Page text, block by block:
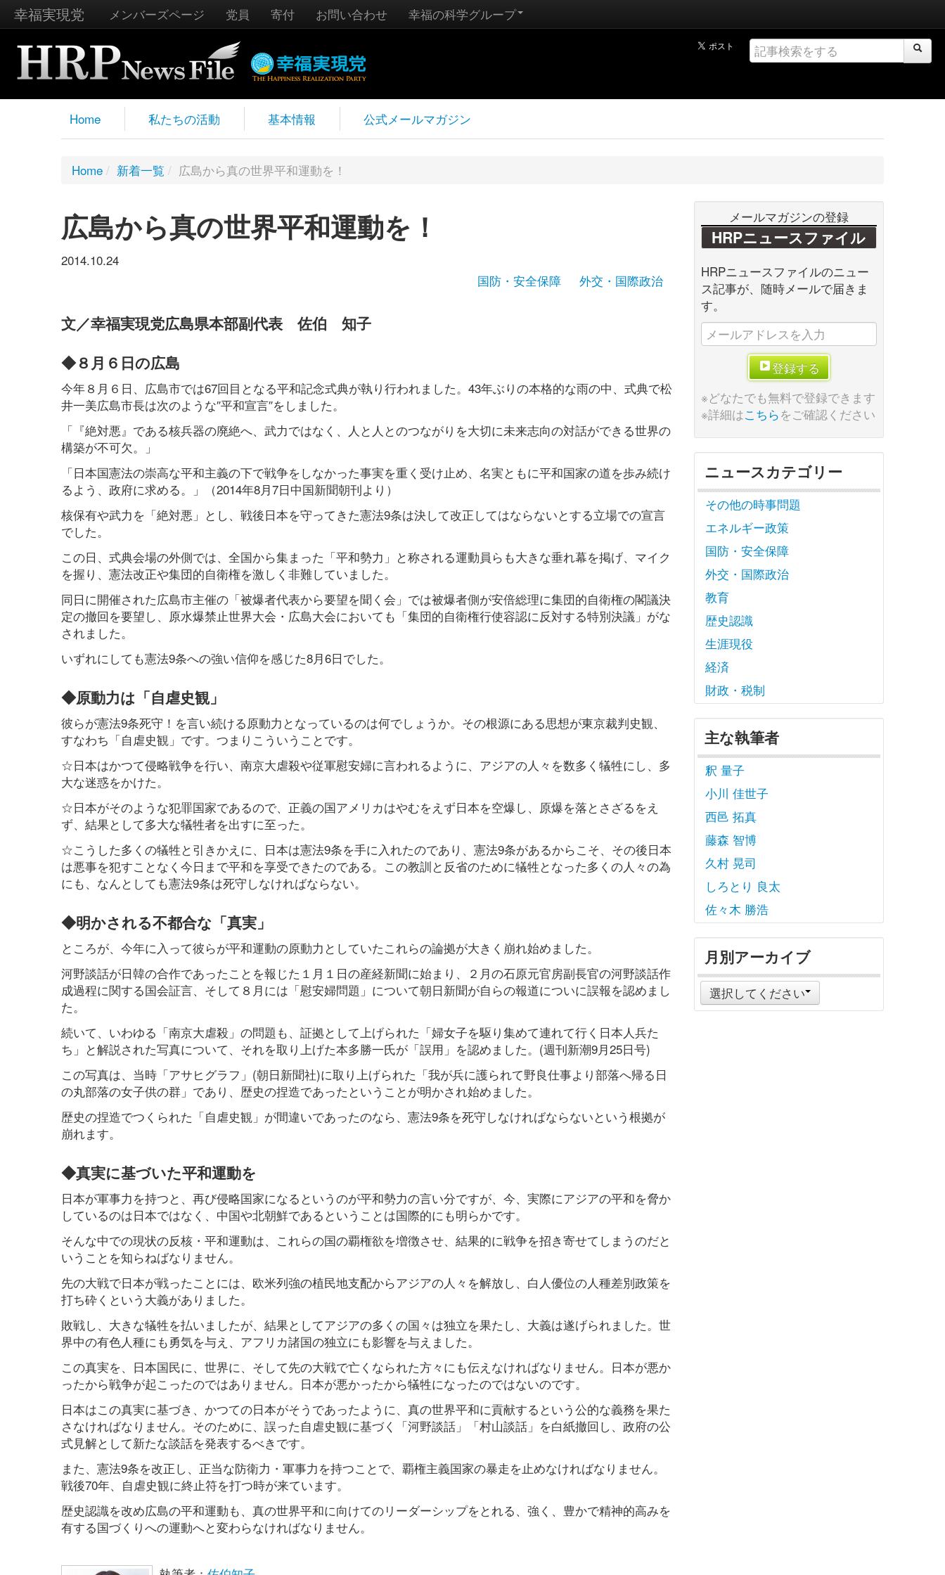
幸福実現党 メンバーズページ 党員 寄付 お問い合わせ 幸福の科学グループ
Home 私たちの活動 基本情報 公式メールマガジン
Home / 新着一覧 / 広島から真の世界平和運動を！
広島から真の世界平和運動を！
2014.10.24
国防・安全保障
外交・国際政治
文／幸福実現党広島県本部副代表 佐伯 知子
◆８月６日の広島
今年８月６日、広島市では67回目となる平和記念式典が執り行われました。43年ぶりの本格的な雨の中、式典で松
井一美広島市長は次のような″平和宣言″をしました。
「『絶対悪』である核兵器の廃絶へ、武力ではなく、人と人とのつながりを大切に未来志向の対話ができる世界の
構築が不可欠。」
「日本国憲法の崇高な平和主義の下で戦争をしなかった事実を重く受け止め、名実ともに平和国家の道を歩み続け
るよう、政府に求める。」（2014年8月7日中国新聞朝刊より）
核保有や武力を「絶対悪」とし、戦後日本を守ってきた憲法9条は決して改正してはならないとする立場での宣言
でした。
この日、式典会場の外側では、全国から集まった「平和勢力」と称される運動員らも大きな垂れ幕を掲げ、マイク
を握り、憲法改正や集団的自衛権を激しく非難していました。
同日に開催された広島市主催の「被爆者代表から要望を聞く会」では被爆者側が安倍総理に集団的自衛権の閣議決
定の撤回を要望し、原水爆禁止世界大会・広島大会においても「集団的自衛権行使容認に反対する特別決議」がな
されました。
いずれにしても憲法9条への強い信仰を感じた8月6日でした。
◆原動力は「自虐史観」
彼らが憲法9条死守！を言い続ける原動力となっているのは何でしょうか。その根源にある思想が東京裁判史観、
すなわち「自虐史観」です。つまりこういうことです。
☆日本はかつて侵略戦争を行い、南京大虐殺や従軍慰安婦に言われるように、アジアの人々を数多く犠牲にし、多
大な迷惑をかけた。
☆日本がそのような犯罪国家であるので、正義の国アメリカはやむをえず日本を空爆し、原爆を落とさざるをえ
ず、結果として多大な犠牲者を出すに至った。
☆こうした多くの犠牲と引きかえに、日本は憲法9条を手に入れたのであり、憲法9条があるからこそ、その後日本
は悪事を犯すことなく今日まで平和を享受できたのである。この教訓と反省のために犠牲となった多くの人々の為
にも、なんとしても憲法9条は死守しなければならない。
◆明かされる不都合な「真実」
ところが、今年に入って彼らが平和運動の原動力としていたこれらの論拠が大きく崩れ始めました。
河野談話が日韓の合作であったことを報じた１月１日の産経新聞に始まり、２月の石原元官房副長官の河野談話作
成過程に関する国会証言、そして８月には「慰安婦問題」について朝日新聞が自らの報道についに誤報を認めまし
た。
続いて、いわゆる「南京大虐殺」の問題も、証拠として上げられた「婦女子を駆り集めて連れて行く日本人兵た
ち」と解説された写真について、それを取り上げた本多勝一氏が「誤用」を認めました。(週刊新潮9月25日号)
この写真は、当時「アサヒグラフ」(朝日新聞社)に取り上げられた「我が兵に護られて野良仕事より部落へ帰る日
の丸部落の女子供の群」であり、歴史の捏造であったということが明かされ始めました。
歴史の捏造でつくられた「自虐史観」が間違いであったのなら、憲法9条を死守しなければならないという根拠が
崩れます。
◆真実に基づいた平和運動を
日本が軍事力を持つと、再び侵略国家になるというのが平和勢力の言い分ですが、今、実際にアジアの平和を脅か
しているのは日本ではなく、中国や北朝鮮であるということは国際的にも明らかです。
そんな中での現状の反核・平和運動は、これらの国の覇権欲を増徴させ、結果的に戦争を招き寄せてしまうのだと
いうことを知らねばなりません。
先の大戦で日本が戦ったことには、欧米列強の植民地支配からアジアの人々を解放し、白人優位の人種差別政策を
打ち砕くという大義がありました。
敗戦し、大きな犠牲を払いましたが、結果としてアジアの多くの国々は独立を果たし、大義は遂げられました。世
界中の有色人種にも勇気を与え、アフリカ諸国の独立にも影響を与えました。
この真実を、日本国民に、世界に、そして先の大戦で亡くなられた方々にも伝えなければなりません。日本が悪か
ったから戦争が起こったのではありません。日本が悪かったから犠牲になったのではないのです。
日本はこの真実に基づき、かつての日本がそうであったように、真の世界平和に貢献するという公的な義務を果た
さなければなりません。そのために、誤った自虐史観に基づく「河野談話」「村山談話」を白紙撤回し、政府の公
式見解として新たな談話を発表するべきです。
また、憲法9条を改正し、正当な防衛力・軍事力を持つことで、覇権主義国家の暴走を止めなければなりません。
戦後70年、自虐史観に終止符を打つ時が来ています。
歴史認識を改め広島の平和運動も、真の世界平和に向けてのリーダーシップをとれる、強く、豊かで精神的高みを
有する国づくりへの運動へと変わらなければなりません。
メールマガジンの登録
HRPニュースファイル
HRPニュースファイルのニュー
ス記事が、随時メールで届きま
す。
登録する
※どなたでも無料で登録できます
※詳細はこちらをご確認ください
ニュースカテゴリー
その他の時事問題
エネルギー政策
国防・安全保障
外交・国際政治
教育
歴史認識
生涯現役
経済
財政・税制
主な執筆者
釈 量子
小川 佳世子
西邑 拓真
藤森 智博
久村 晃司
しろとり 良太
佐々木 勝浩
月別アーカイブ
選択してください